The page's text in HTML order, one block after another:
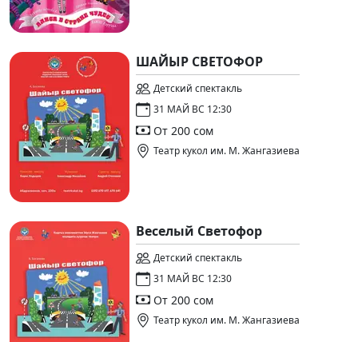
ШАЙЫР СВЕТОФОР
Детский спектакль
31 МАЙ ВС 12:30
От 200 сом
Театр кукол им. М. Жангазиева
Веселый Светофор
Детский спектакль
31 МАЙ ВС 12:30
От 200 сом
Театр кукол им. М. Жангазиева